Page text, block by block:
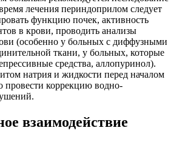
лечения периндоприлом следует
функцию почек, активность
в крови, проводить анализы
(особенно у больных с диффузными
ткани, у больных, которые
средства, аллопуринол).
натрия и жидкости перед началом
провести коррекцию водно-
взаимодействие